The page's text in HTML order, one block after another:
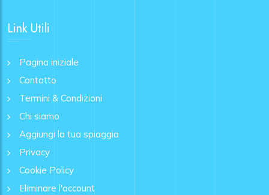
Link Utili
Pagina iniziale
Contatto
Termini & Condizioni
Chi siamo
Aggiungi la tua spiaggia
Privacy
Cookie Policy
Eliminare l'account